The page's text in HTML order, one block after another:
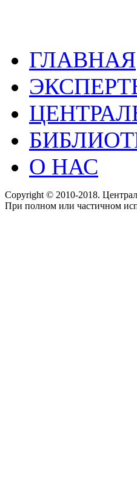
ГЛАВНАЯ
О НАС
Copyright © 2010-2018.
При полном или частичном